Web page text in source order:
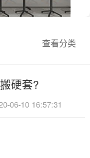
查看分类
硬套?
06-10 16:57:31